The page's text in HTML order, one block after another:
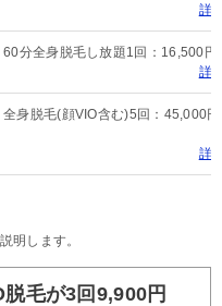
詳
60分全身脱毛し放題1回：16,500円
詳
全身脱毛(顔VIO含む)5回：45,000円
詳
明します。
毛が3回9,900円